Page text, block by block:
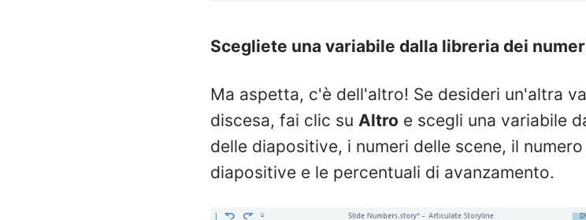
Scegliete una variabile dalla libreria dei
Ma aspetta, c'è dell'altro! Se desideri un'altra
discesa, fai clic su Altro e scegli una variabile
delle diapositive, i numeri delle scene, il
diapositive e le percentuali di avanzamento.